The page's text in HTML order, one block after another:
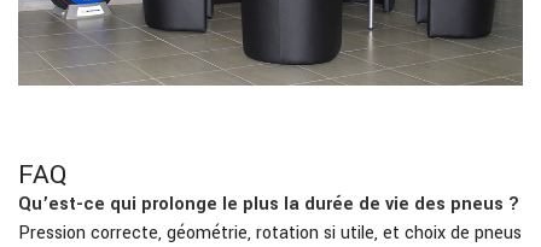
FAQ
Qu’est-ce qui prolonge le plus la durée de vie des pneus ?
Pression correcte, géométrie, rotation si utile, et choix de pneus